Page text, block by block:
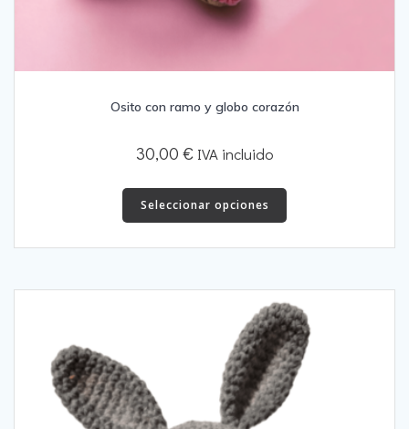
Osito con ramo y globo corazón
30,00 € IVA incluido
Seleccionar opciones
Este
tiene
múltiples
Las
opciones
se
pueden
elegir
en
la